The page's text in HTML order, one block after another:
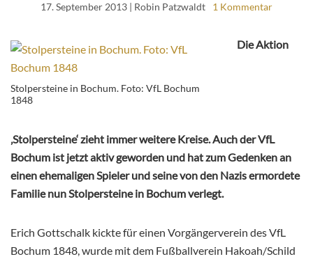
17. September 2013 | Robin Patzwaldt 1 Kommentar
Stolpersteine in Bochum. Foto: VfL Bochum
1848
Die Aktion
‚Stolpersteine‘ zieht immer weitere Kreise. Auch der VfL
Bochum ist jetzt aktiv geworden und hat zum Gedenken an
einen ehemaligen Spieler und seine von den Nazis ermordete
Familie nun Stolpersteine in Bochum verlegt.
Erich Gottschalk kickte für einen Vorgängerverein des VfL
Bochum 1848, wurde mit dem Fußballverein Hakoah/Schild